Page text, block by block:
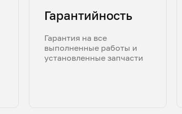
Гарантийность
Гарантия на все
выполненные работы и
установленные запчасти